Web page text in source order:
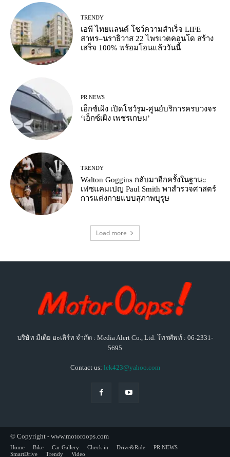
TRENDY
เอพี ไทยแลนด์ โชว์ความสำเร็จ LIFE
สาทร–นราธิวาส 22 ไพรเวตคอนโด สร้าง
เสร็จ 100% พร้อมโอนแล้ววันนี้
PR NEWS
เอ็กซ์เผิง เปิดโชว์รูม-ศูนย์บริการครบวงจร
‘เอ็กซ์เผิง เพชรเกษม’
TRENDY
Walton Goggins กลับมาอีกครั้งในฐานะ
เฟซแคมเปญ Paul Smith พาสำรวจศาสตร์
การแต่งกายแบบสุภาพบุรุษ
Load more
บริษัท มีเดีย อะเลิร์ท จำกัด : Media Alert Co., Ltd. โทรศัพท์ : 06-2331-
5695
Contact us: lek423@yahoo.com
© Copyright - www.motoroops.com
Home Bike Car Gallery Check in Drive&Ride
PR NEWS
SmartDrive
Trendy Video